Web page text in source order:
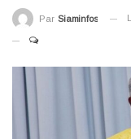
Par Siaminfos